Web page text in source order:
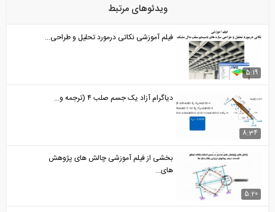
ویدئوهای مرتبط
5:19
فیلم آموزشی نکاتی درمورد تحلیل و طراحی...
8:34
دیاگرام آزاد یک جسم صلب ۴ (ترجمه و...
5:20
بخشی از فیلم آموزشی چالش های پژوهش
های...